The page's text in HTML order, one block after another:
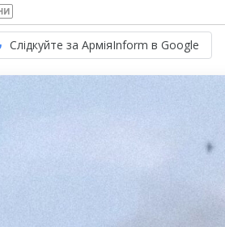
Слідкуйте за АрміяInform в Google